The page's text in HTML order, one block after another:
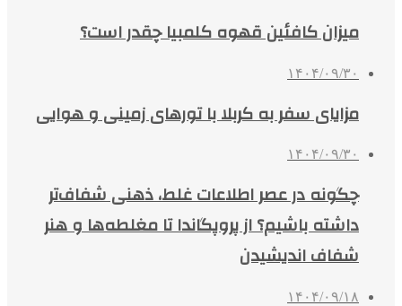
میزان کافئین قهوه کلمبیا چقدر است؟
۱۴۰۴/۰۹/۳۰
مزایای سفر به کربلا با تورهای زمینی و هوایی
۱۴۰۴/۰۹/۳۰
چگونه در عصر اطلاعات غلط، ذهنی شفاف‌تر
داشته باشیم؟ از پروپگاندا تا مغلطه‌ها و هنر
شفاف اندیشیدن
۱۴۰۴/۰۹/۱۸